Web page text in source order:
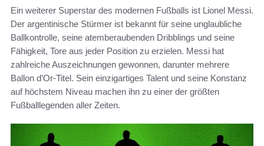
Ein weiterer Superstar des modernen Fußballs ist Lionel Messi.
Der argentinische Stürmer ist bekannt für seine unglaubliche
Ballkontrolle, seine atemberaubenden Dribblings und seine
Fähigkeit, Tore aus jeder Position zu erzielen. Messi hat
zahlreiche Auszeichnungen gewonnen, darunter mehrere
Ballon d’Or-Titel. Sein einzigartiges Talent und seine Konstanz
auf höchstem Niveau machen ihn zu einer der größten
Fußballlegenden aller Zeiten.